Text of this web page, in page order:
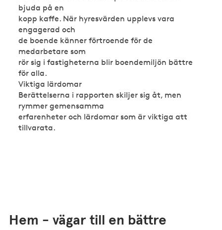
bjuda på en
kopp kaffe. När hyresvärden upplevs vara
engagerad och
de boende känner förtroende för de
medarbetare som
rör sig i fastigheterna blir boendemiljön bättre
för alla.
Viktiga lärdomar
Berättelserna i rapporten skiljer sig åt, men
rymmer gemensamma
erfarenheter och lärdomar som är viktiga att
tillvarata.
Hem - vägar till en bättre